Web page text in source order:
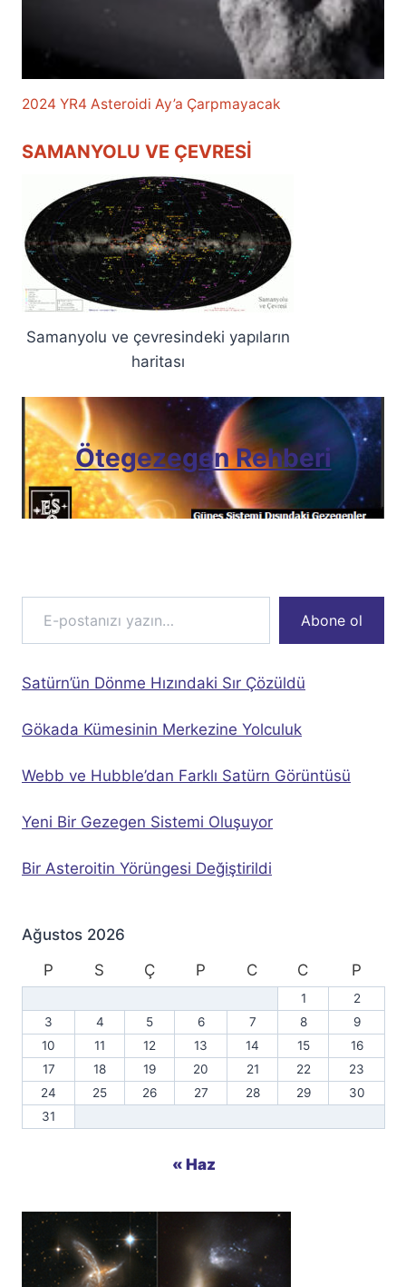
2024 YR4 Asteroidi Ay’a Çarpmayacak
SAMANYOLU VE ÇEVRESI
Samanyolu ve çevresindeki yapıların
haritası
Ötegezegen Rehberi
E-postanızı yazın…
Abone ol
Satürn’ün Dönme Hızındaki Sır Çözüldü
Gökada Kümesinin Merkezine Yolculuk
Webb ve Hubble’dan Farklı Satürn Görüntüsü
Yeni Bir Gezegen Sistemi Oluşuyor
Bir Asteroitin Yörüngesi Değiştirildi
Ağustos 2026
P
S Ç P C C P
1
2
3
4 5 6 7 8
9
10
11 12 13 14 15
16
17
18 19 20 21 22
23
24
25 26 27 28 29
30
31
« Haz